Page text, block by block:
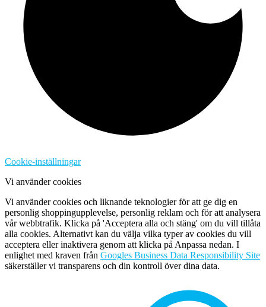
Cookie-inställningar
Vi använder cookies
Vi använder cookies och liknande teknologier för att ge dig en
personlig shoppingupplevelse, personlig reklam och för att analysera
vår webbtrafik. Klicka på 'Acceptera alla och stäng' om du vill tillåta
alla cookies. Alternativt kan du välja vilka typer av cookies du vill
acceptera eller inaktivera genom att klicka på Anpassa nedan. I
enlighet med kraven från Googles Business Data Responsibility Site
säkerställer vi transparens och din kontroll över dina data.